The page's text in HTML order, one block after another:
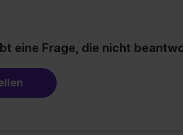
eine Frage, die nicht